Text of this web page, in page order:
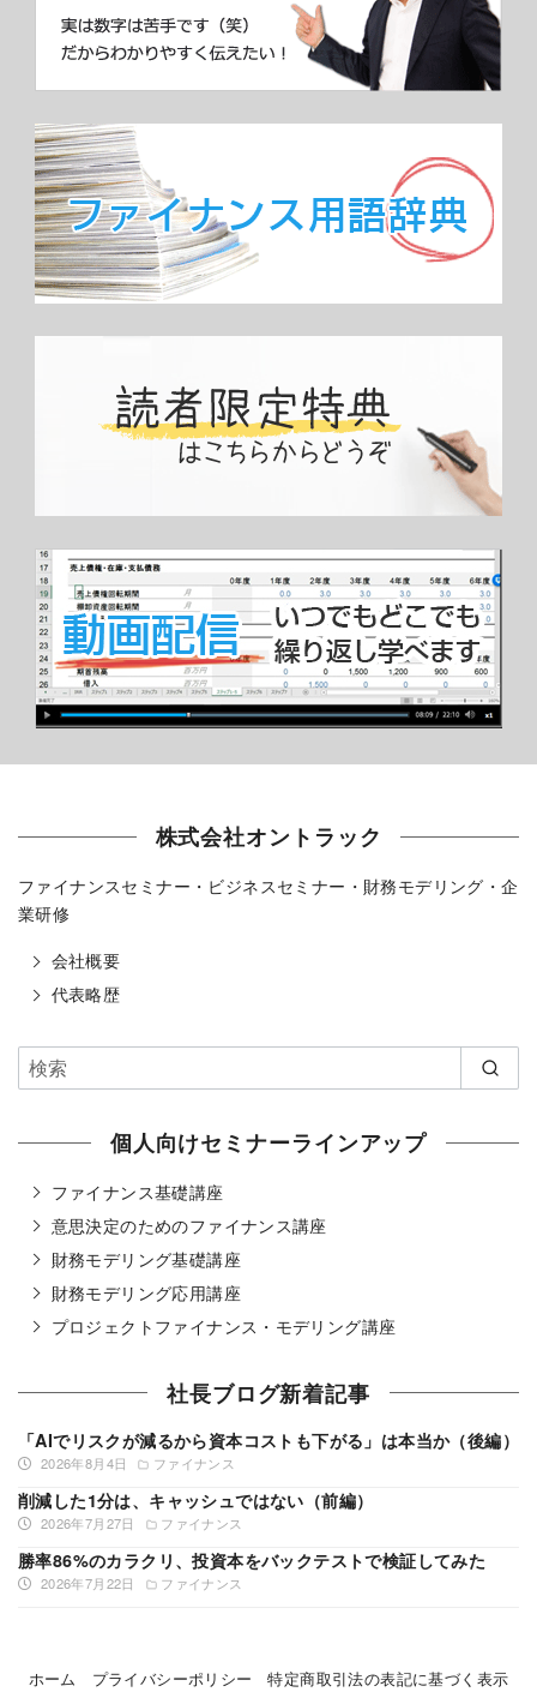
株式会社オントラック
ファイナンスセミナー・ビジネスセミナー・財務モデリング・企
業研修
会社概要
代表略歴
個人向けセミナーラインアップ
ファイナンス基礎講座
意思決定のためのファイナンス講座
財務モデリング基礎講座
財務モデリング応用講座
プロジェクトファイナンス・モデリング講座
社長ブログ新着記事
2026年8月4日 ファイナンス
「AIでリスクが減るから資本コストも下がる」は本当か（後編）
2026年7月27日 ファイナンス
削減した1分は、キャッシュではない（前編）
2026年7月22日 ファイナンス
勝率86%のカラクリ、投資本をバックテストで検証してみた
ホーム プライバシーポリシー 特定商取引法の表記に基づく表示